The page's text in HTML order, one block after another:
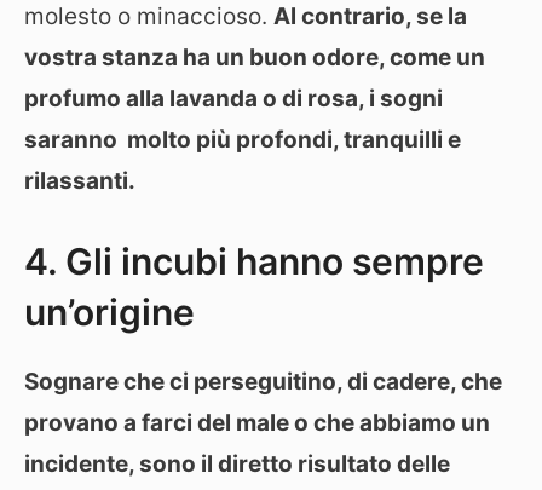
molesto o minaccioso. Al contrario, se la
vostra stanza ha un buon odore, come un
profumo alla lavanda o di rosa, i sogni
saranno molto più profondi, tranquilli e
rilassanti.
4. Gli incubi hanno sempre
un’origine
Sognare che ci perseguitino, di cadere, che
provano a farci del male o che abbiamo un
incidente, sono il diretto risultato delle